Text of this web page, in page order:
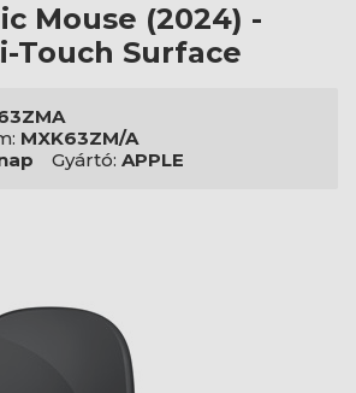
Mouse (2024) -
Touch Surface
MXK63ZM/A
Gyártó: APPLE